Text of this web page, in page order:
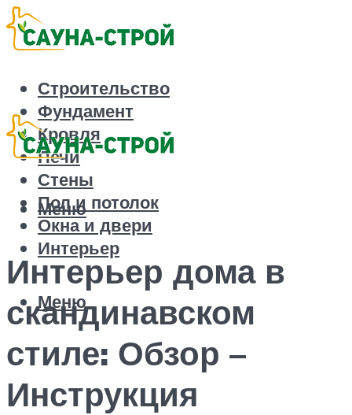
Строительство
Фундамент
Кровля
Печи
Стены
Пол и потолок
Окна и двери
Интерьер
Меню
Меню
Интерьер дома в
скандинавском
стиле: Обзор –
Инструкция